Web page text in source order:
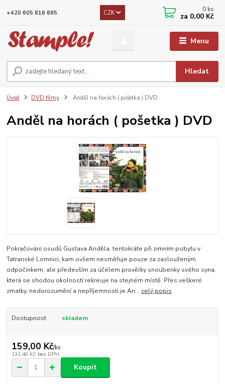
Menu
CZK
Hledat
+420 605 816 685 0 ks
za 0,00 Kč
Úvod DVD filmy Anděl na horách ( pošetka ) DVD
Anděl na horách ( pošetka ) DVD
Pokračování osudů Gustava Anděla, tentokráte při zimním pobytu v
Tatranské Lomnici, kam ovšem nesměřuje pouze za zaslouženým
odpočinkem, ale především za účelem prověrky snoubenky svého syna,
která se shodou okolností rekreuje na stejném místě. Přes veškeré
zmatky, nedorozumění a nepříjemnosti je An... celý popis
Dostupnost skladem
159,00 Kč/ks
131,40 Kč bez DPH
Koupit